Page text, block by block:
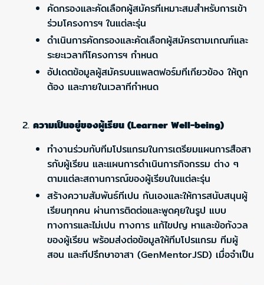
คัดกรองและคัดเลือกผู้สมัครทีเหมาะสมสำหรับการเข้า
ร่วมโครงการฯ ในแต่ละรุ่น
ดำเนินการคัดกรองและคัดเลือกผู้สมัครตามเกณฑ์และ
ระยะเวลาทีโครงการฯ กำหนด
อัปเดตข้อมูลผู้สมัครบนแพลตฟอร์มทีเกียวข้อง ให้ถูก
ต้อง และภายในเวลาทีกำหนด
ความเป็นอยู่ของผู้เรียน (Learner Well-being)
ทำงานร่วมกับทีมโปรแกรมในการเตรียมแผนการสือสา
รกับผู้เรียน และแผนการดำเนินการกิจกรรม ต่าง ๆ
ตามแต่ละสถานการณ์ของผู้เรียนในแต่ละรุ่น
สร้างความสัมพันธ์ทีเปน กันเองและให้การสนับสนุนผู้
เรียนทุกคน ผ่านการติดต่อและพูดคุยในรูป แบบ
ทางการและไม่เปน ทางการ แก้ไขปญ หาและข้อกังวล
ของผู้เรียน พร้อมส่งต่อข้อมูลให้ทีมโปรแกรม ทีมผู้
สอน และทีปรึกษาอาสา (GenMentorJSD) เมื่อจำเป็น